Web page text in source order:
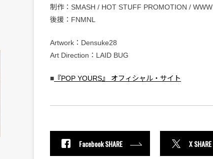
制作：SMASH / HOT STUFF PROMOTION / WWW
後援：FNMNL
Artwork：Densuke28
Art Direction：LAID BUG
■ 『POP YOURS』 オフィシャル・サイト
Facebook SHARE X SHARE